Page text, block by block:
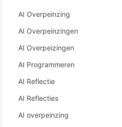
AI Overpeinzing
AI Overpeinzingen
AI Overpeizingen
AI Programmeren
AI Reflectie
AI Reflecties
AI overpeinzing